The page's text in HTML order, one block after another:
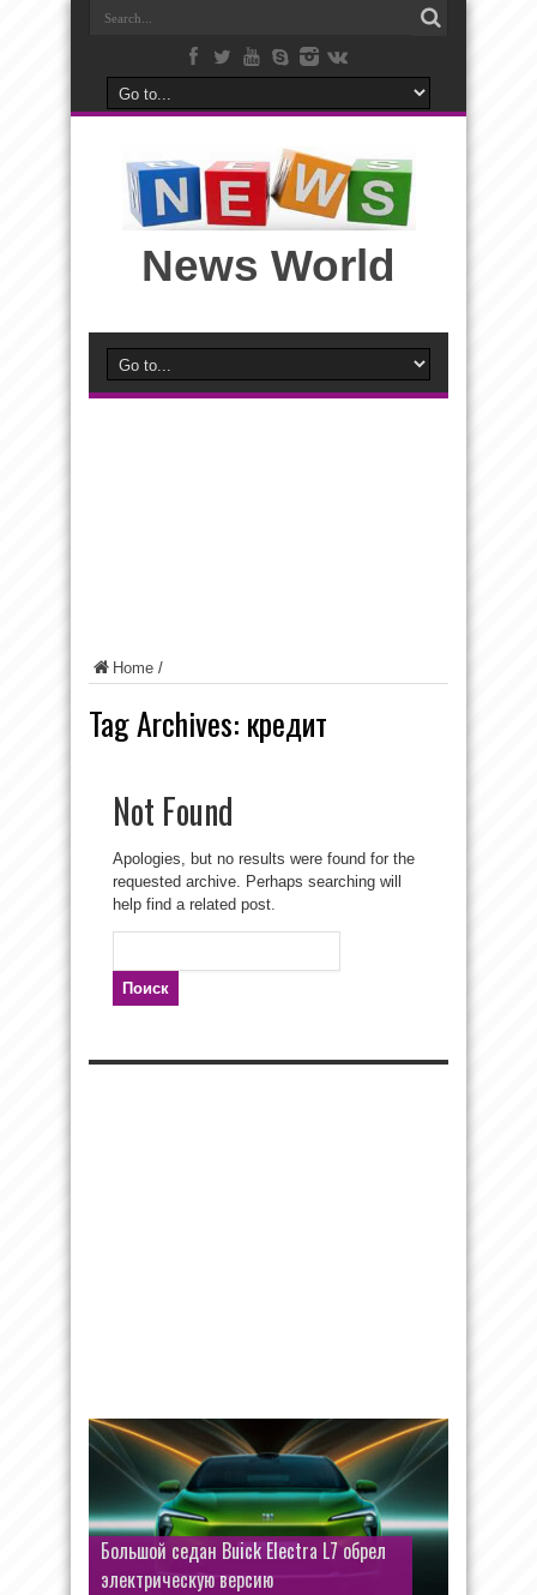
News World
Home /
Tag Archives: кредит
Not Found
Apologies, but no results were found for the
requested archive. Perhaps searching will
help find a related post.
Большой седан Buick Electra L7 обрел
электрическую версию